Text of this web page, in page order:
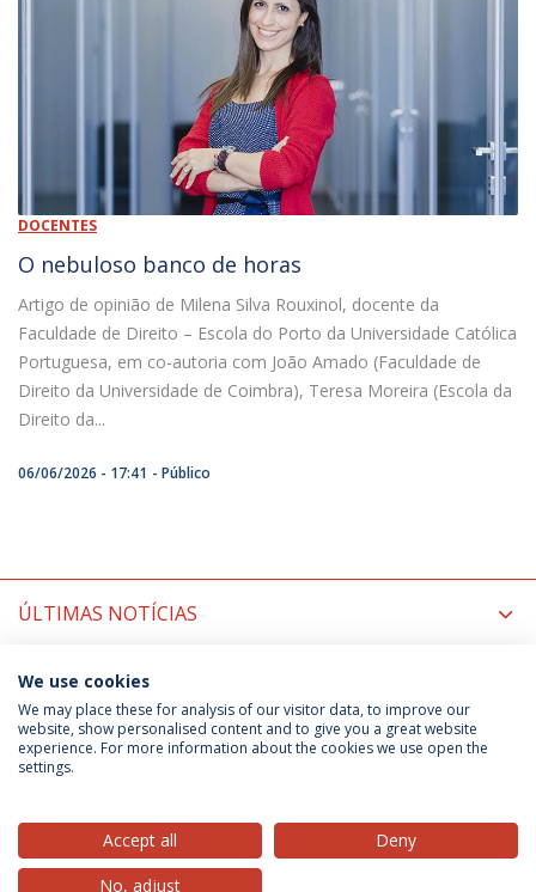
DOCENTES
O nebuloso banco de horas
Artigo de opinião de Milena Silva Rouxinol, docente da
Faculdade de Direito – Escola do Porto da Universidade Católica
Portuguesa, em co-autoria com João Amado (Faculdade de
Direito da Universidade de Coimbra), Teresa Moreira (Escola da
Direito da...
06/06/2026 - 17:41 Público
ÚLTIMAS NOTÍCIAS
PRÓXIMOS EVENTOS
Política de Privacidade
Termos & Condições
We use cookies
We may place these for analysis of our visitor data, to improve our
website, show personalised content and to give you a great website
experience. For more information about the cookies we use open the
settings.
Accept all
Deny
No, adjust